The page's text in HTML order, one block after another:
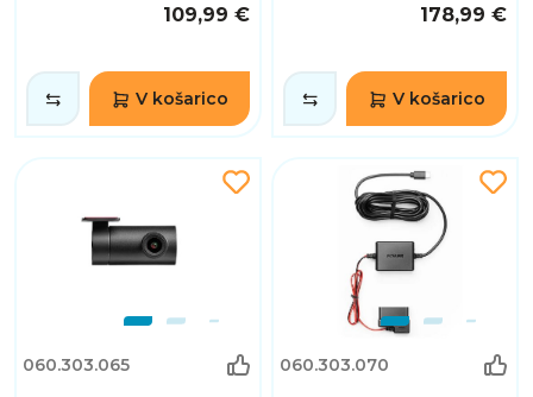
109,99 €
V košarico
178,99 €
V košarico
060.303.065 060.303.070